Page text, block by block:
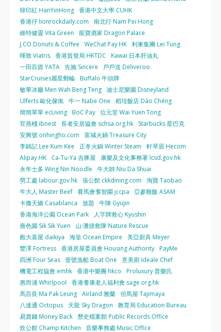
韓印紅 HanYinHong 香港中文大學 CUHK
香港仔 lionrockdaily.com
南北行 Nam Pei Hong
維特健靈 Vita Green
龍寶酒家 Dragon Palace
J.CO Donuts & Coffee
WeChat Pay HK 利東集團 Lei Tung
暉致 Viatris 香港貿發局 HKTDC
Kawai 日本肝油丸
一田百貨 YATA 先施 Sincere
戶戶送 Deliveroo
StarCruises麗星郵輪 Buffalo 牛頭牌
敏華冰廳 Men Wah Beng Teng 迪士尼樂園 Disneyland
Ulferts 歐化傢俬 牛一 Nabe One
稻埕飯店 Dào Chéng
簡簡單單 ecLiving BoC Pay 位元堂 Wai Yuen Tong
官燕棧 ibnest 長者安居協會 schsa.org.hk
Starbucks 星巴克
安興號 onhingho.com
富城火鍋 Treasure City
李錦記 Lee Kum Kee
正冬火鍋 Winter Steam
軒琴居 Hecom
Alipay HK
Ca-Tu-Ya 吉豚屋
康樂及文化事務署 lcsd.gov.hk
永年士多 Wing Nin Noodle
牛大帥 Niu Da Shuai
勞工處 labour.gov.hk 張公館 ckkdining.com
淘寶 Taobao
牛大人 Master Beef 賽馬會耆智園 jccpa
亞參雞飯 ASAM
卡撒天嬌 Casablanca
放題
牛陣 Gyujin
香港海洋公園 Ocean Park
人字牌救心 Kyushin
嗇色園 Sik Sik Yuen
山‧灘拯救隊 Nature Rescue
殿大喜屋 daikiya
海皇 Ocean Empire
美亞廚具 Meyer
豐澤 Fortress 香港房屋委員會 Housing Authority PayMe
四洲 Four Seas 壹號漁船 Boat One
意美廚 Ideale Chef
機電工程協會 emhk 香港中樂團 hkco
Proluxury 普樂氏
惠而浦 Whirlpool
香港耆康老人福利會 sage.org.hk
馬百良 Ma Pak Leung Airland 雅蘭 但馬屋 Tajimaya
八達通 Octopus
天龍 Sky Dragon
教育局 Education Bureau
易賞錢 Money Back
歷史檔案館 Public Records Office
炊公館 Champ Kitchen
音樂事務處 Music Office